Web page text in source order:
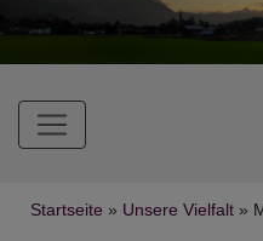
Breadcrumb
Startseite Unsere Vielfalt